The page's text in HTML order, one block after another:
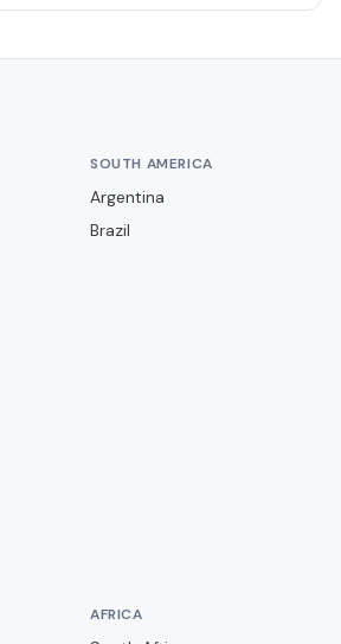
SOUTH AMERICA
Argentina
Brazil
AFRICA